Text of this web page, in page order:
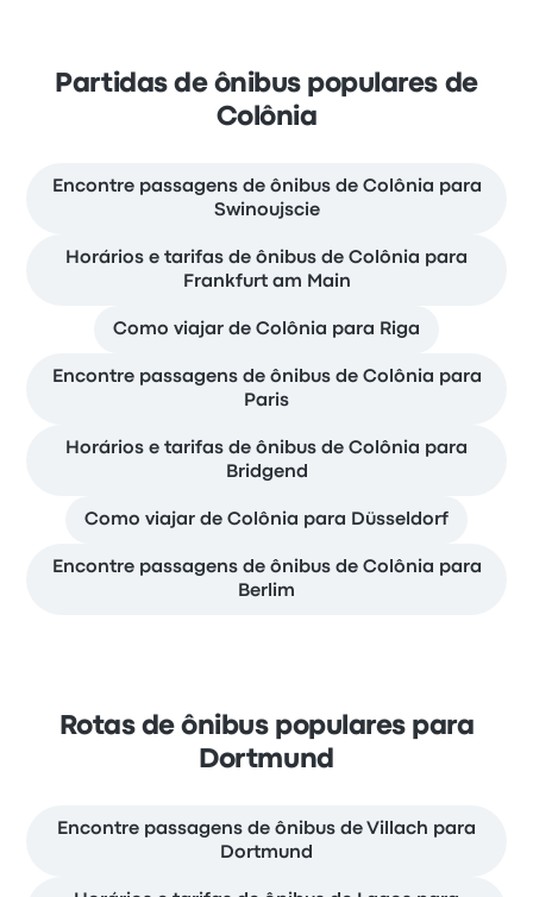
Partidas de ônibus populares de
Colônia
Encontre passagens de ônibus de Colônia para
Swinoujscie
Horários e tarifas de ônibus de Colônia para
Frankfurt am Main
Como viajar de Colônia para Riga
Encontre passagens de ônibus de Colônia para
Paris
Horários e tarifas de ônibus de Colônia para
Bridgend
Como viajar de Colônia para Düsseldorf
Encontre passagens de ônibus de Colônia para
Berlim
Rotas de ônibus populares para
Dortmund
Encontre passagens de ônibus de Villach para
Dortmund